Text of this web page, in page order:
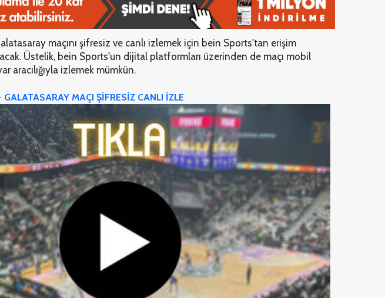
maçını şifresiz ve canlı izlemek için bein Sports'tan erişim
Üstelik, bein Sports'un dijital platformları üzerinden de maçı mobil
aracılığıyla izlemek mümkün.
GALATASARAY MAÇI ŞİFRESİZ CANLI İZLE